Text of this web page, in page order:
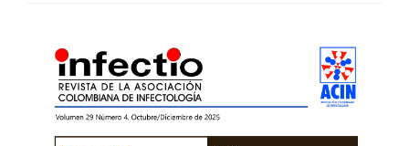
lateral
del
artículo